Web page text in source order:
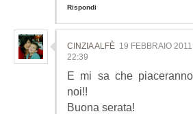
Rispondi
CINZIA ALFÈ 19 FEBBRAIO
22:39
E mi sa che
noi!!
Buona serata!